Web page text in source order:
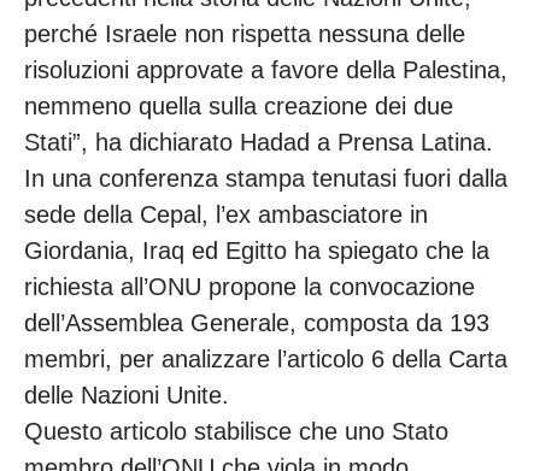
perché Israele non rispetta nessuna delle
risoluzioni approvate a favore della Palestina,
nemmeno quella sulla creazione dei due
Stati”, ha dichiarato Hadad a Prensa Latina.
In una conferenza stampa tenutasi fuori dalla
sede della Cepal, l’ex ambasciatore in
Giordania, Iraq ed Egitto ha spiegato che la
richiesta all’ONU propone la convocazione
dell’Assemblea Generale, composta da 193
membri, per analizzare l’articolo 6 della Carta
delle Nazioni Unite.
Questo articolo stabilisce che uno Stato